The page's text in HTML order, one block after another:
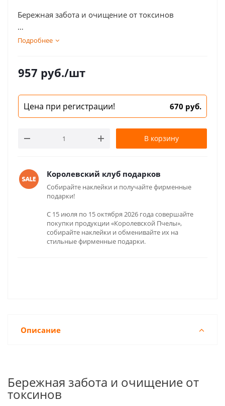
Бережная забота и очищение от токсинов
СОСТАВ: экстракт прополиса водный с маточным
куркума, витамин С, лимонная кислота.
Подробнее
957 руб./шт
Цена при регистрации! 670 руб.
В корзину
Королевский клуб подарков
Собирайте наклейки и получайте фирменные
подарки!
С 15 июля по 15 октября 2026 года совершайте
покупки продукции «Королевской Пчелы»,
собирайте наклейки и обменивайте их на
стильные фирменные подарки.
Описание
Бережная забота и очищение от
токсинов